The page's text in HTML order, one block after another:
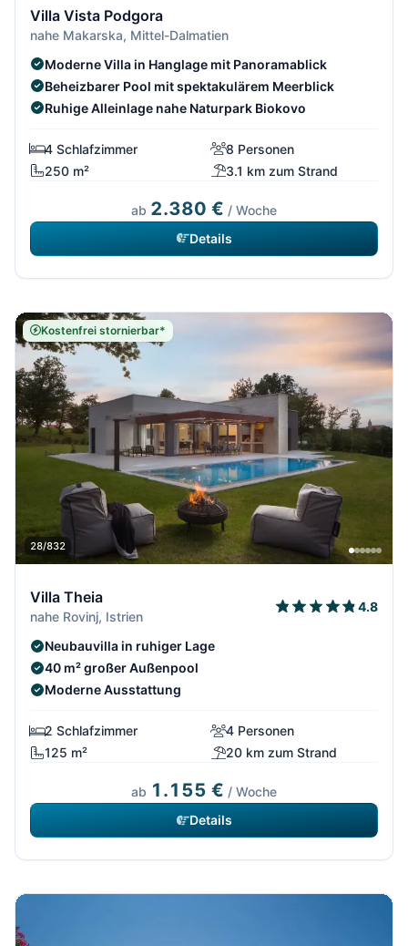
Villa Vista Podgora
nahe Makarska, Mittel-Dalmatien
Moderne Villa in Hanglage mit Panoramablick
Beheizbarer Pool mit spektakulärem Meerblick
Ruhige Alleinlage nahe Naturpark Biokovo
4 Schlafzimmer
8 Personen
250 m²
3.1 km zum Strand
ab 2.380 € / Woche
Details
Kostenfrei stornierbar*
28/832
Villa Theia
nahe Rovinj, Istrien
4.8
Neubauvilla in ruhiger Lage
40 m² großer Außenpool
Moderne Ausstattung
2 Schlafzimmer
4 Personen
125 m²
20 km zum Strand
ab 1.155 € / Woche
Details